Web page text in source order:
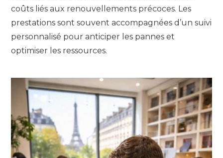
coûts liés aux renouvellements précoces. Les
prestations sont souvent accompagnées d’un suivi
personnalisé pour anticiper les pannes et
optimiser les ressources.